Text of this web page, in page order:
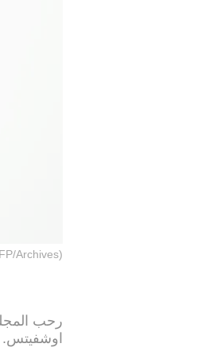
Archives)
رحب
اوشفيتس.